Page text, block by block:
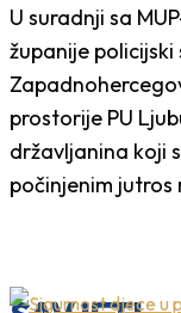
U suradnji sa
županije policijski
prostorije PU
državljanina koji
počinjenim jutros